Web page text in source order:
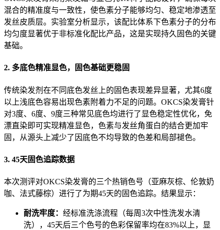
混合的精准度与一致性，使色素分子能够均匀、稳定地渗透至
发丝皮质层。实验室分析显示，该配比体系下色素分子的分布
均匀度显著优于非标准化配比产品，这是实现持久固色的关键
基础。
2. 多底色精准显色，固色基础更稳固
传统染发剂在不同底色发丝上的固色表现差异显著，尤其6度
以上浅底色容易出现色素附着力不足的问题。OKCS染发膏针
对3度、6度、9度三种常见底色均进行了显色稳定性优化，免
漂直染即可实现精准显色，色素与发丝角蛋白的结合更加牢
固，从源头上减少了因底色不均导致的色差和局部褪色。
3. 45天固色追踪数据
本次测评对OKCS染发膏的三个热销色号（亚麻灰棕、伦敦奶
咖、法式藤棕）进行了为期45天的固色追踪。结果显示：
耐洗牢度： 经标准洗涤流程（每周3次中性洗发水清
洗），45天后三个色号的色彩保留率均在83%以上，显